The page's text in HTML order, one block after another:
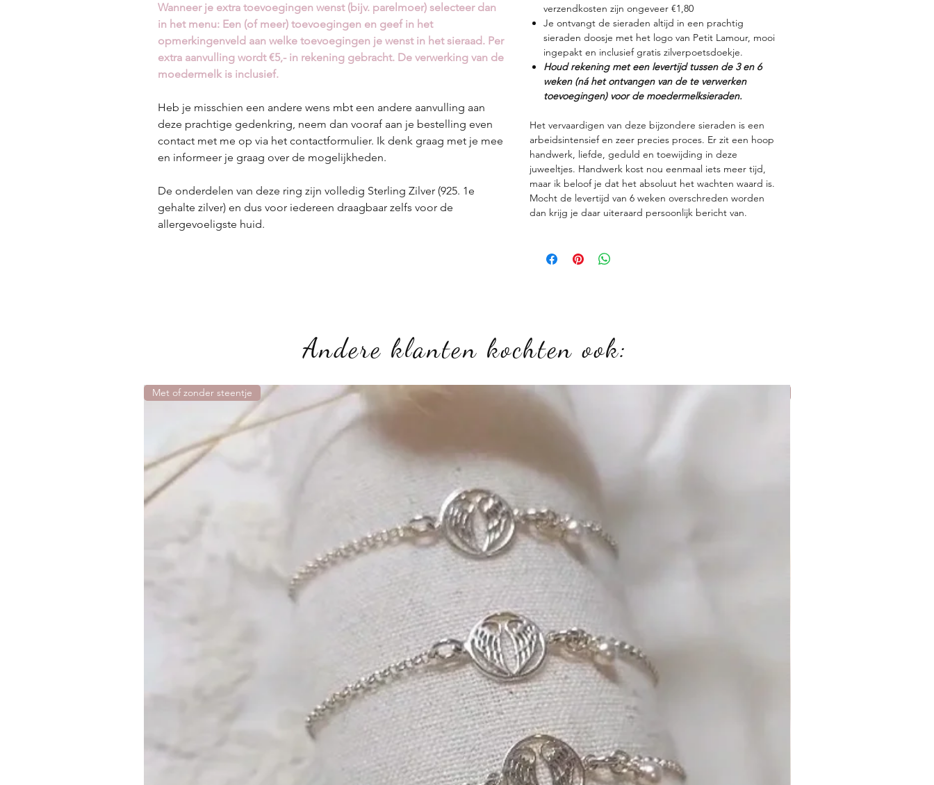
Wanneer je extra toevoegingen wenst (bijv. parelmoer) selecteer dan
in het menu: Een (of meer) toevoegingen en geef in het
opmerkingenveld aan welke toevoegingen je wenst in het sieraad. Per
extra aanvulling wordt €5,- in rekening gebracht. De verwerking van de
moedermelk is inclusief.
Heb je misschien een andere wens mbt een andere aanvulling aan
deze prachtige gedenkring, neem dan vooraf aan je bestelling even
contact met me op via het contactformulier. Ik denk graag met je mee
en informeer je graag over de mogelijkheden.
De onderdelen van deze ring zijn volledig Sterling Zilver (925. 1e
gehalte zilver) en dus voor iedereen draagbaar zelfs voor de
allergevoeligste huid.
verzendkosten zijn ongeveer €1,80
Je ontvangt de sieraden altijd in een prachtig
sieraden doosje met het logo van Petit Lamour, mooi
ingepakt en inclusief gratis zilverpoetsdoekje.
Houd rekening met een levertijd tussen de 3 en 6
weken (ná het ontvangen van de te verwerken
toevoegingen) voor de moedermelksieraden.
Het vervaardigen van deze bijzondere sieraden is een
arbeidsintensief en zeer precies proces. Er zit een hoop
handwerk, liefde, geduld en toewijding in deze
juweeltjes. Handwerk kost nou eenmaal iets meer tijd,
maar ik beloof je dat het absoluut het wachten waard is.
Mocht de levertijd van 6 weken overschreden worden
dan krijg je daar uiteraard persoonlijk bericht van.
Andere klanten kochten ook:
Met of zonder steentje